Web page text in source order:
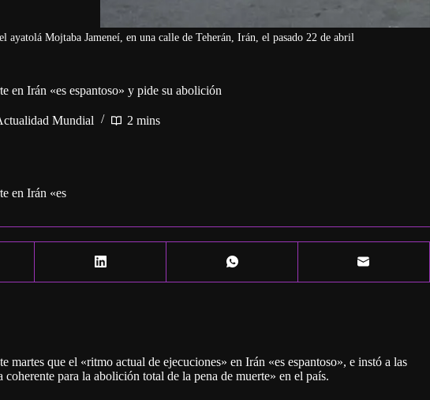
Mojtaba Jameneí, en una calle de Teherán, Irán, el pasado 22 de abril
en Irán «es espantoso» y pide su abolición
Mundial 2 mins
en Irán «es
que el «ritmo actual de ejecuciones» en Irán «es espantoso», e instó a las
para la abolición total de la pena de muerte» en el país.